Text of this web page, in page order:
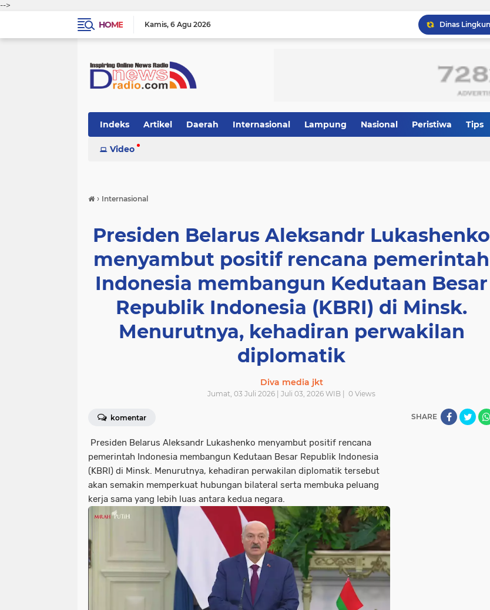
-->
HOME
Kamis 6 Agu 2026
Indeks Artikel Daerah Internasional Lampung Nasional Peristiwa Tips
Video
› Internasional
Presiden Belarus Aleksandr Lukashenko
menyambut positif rencana pemerintah
Indonesia membangun Kedutaan Besar
Republik Indonesia (KBRI) di Minsk.
Menurutnya, kehadiran perwakilan
diplomatik
Diva media jkt
Jumat, 03 Juli 2026 | Juli 03, 2026 WIB | 0 Views
komentar SHARE
Presiden Belarus Aleksandr Lukashenko menyambut positif rencana
pemerintah Indonesia membangun Kedutaan Besar Republik Indonesia
(KBRI) di Minsk. Menurutnya, kehadiran perwakilan diplomatik tersebut
akan semakin memperkuat hubungan bilateral serta membuka peluang
kerja sama yang lebih luas antara kedua negara.